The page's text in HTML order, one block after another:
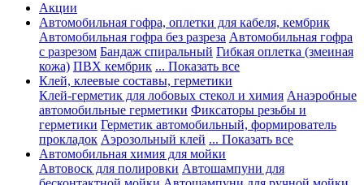
Акции
Автомобильная гофра, оплетки для кабеля, кембрик
Автомобильная гофра без разреза Автомобильная гофра
с разрезом Бандаж спиральный Гибкая оплетка (змеиная
кожа) ПВХ кембрик ... Показать все
Клей, клеевые составы, герметики
Клей-герметик для лобовых стекол и химия Анаэробные
автомобильные герметики Фиксаторы резьбы и
герметики Герметик автомобильный, формирователь
прокладок Аэрозольный клей ... Показать все
Автомобильная химия для мойки
Автовоск для полировки Автошампуни для